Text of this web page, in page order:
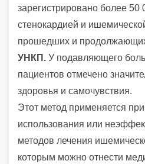
зарегистрировано более 50
стенокардией и
прошедших и
УНКП. У подавляющего
пациентов отмечено
здоровья и самочувствия.
Этот метод применяется
использования или
методов лечения
которым можно отнести